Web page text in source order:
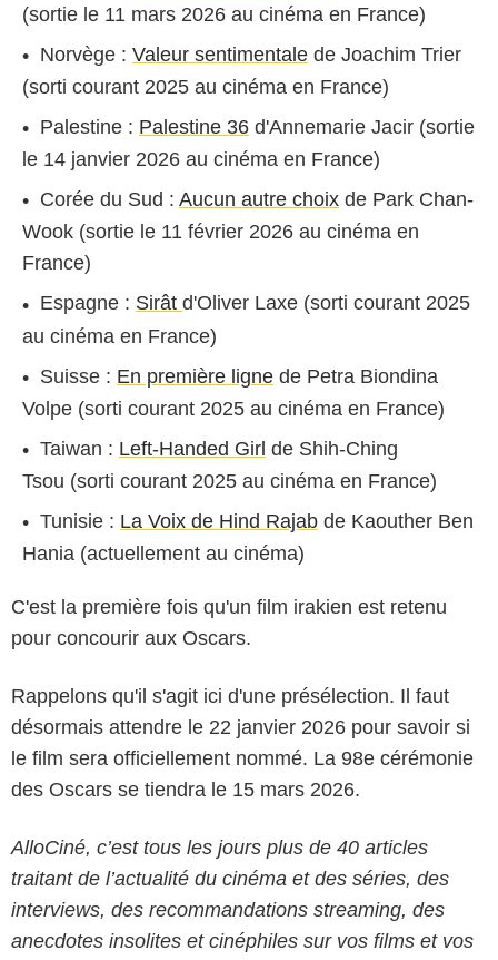
(sortie le 11 mars 2026 au cinéma en France)
Norvège : Valeur sentimentale de Joachim Trier
(sorti courant 2025 au cinéma en France)
Palestine : Palestine 36 d'Annemarie Jacir (sortie
le 14 janvier 2026 au cinéma en France)
Corée du Sud : Aucun autre choix de Park Chan-
Wook (sortie le 11 février 2026 au cinéma en
France)
Espagne : Sirât d'Oliver Laxe (sorti courant 2025
au cinéma en France)
Suisse : En première ligne de Petra Biondina
Volpe (sorti courant 2025 au cinéma en France)
Taiwan : Left-Handed Girl de Shih-Ching
Tsou (sorti courant 2025 au cinéma en France)
Tunisie : La Voix de Hind Rajab de Kaouther Ben
Hania (actuellement au cinéma)
C'est la première fois qu'un film irakien est retenu
pour concourir aux Oscars.
Rappelons qu'il s'agit ici d'une présélection. Il faut
désormais attendre le 22 janvier 2026 pour savoir si
le film sera officiellement nommé. La 98e cérémonie
des Oscars se tiendra le 15 mars 2026.
AlloCiné, c’est tous les jours plus de 40 articles
traitant de l’actualité du cinéma et des séries, des
interviews, des recommandations streaming, des
anecdotes insolites et cinéphiles sur vos films et vos